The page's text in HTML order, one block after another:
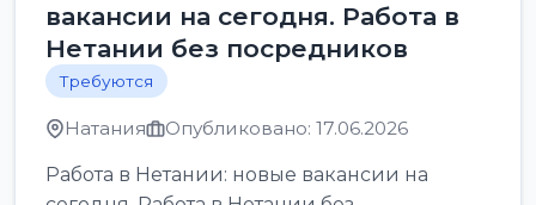
вакансии на сегодня. Работа в
Нетании без посредников
Требуются
Натания Опубликовано: 17.06.2026
Работа в Нетании: новые вакансии на